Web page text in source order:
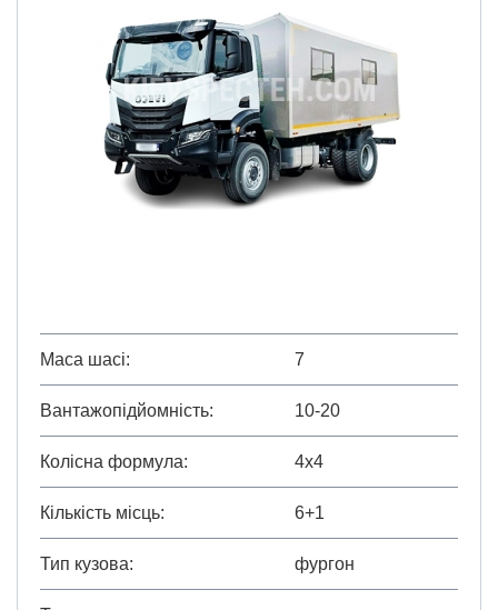
Маса шасі 7
Вантажопідйомність 10-20
Колісна формула 4х4
Кількість місць 6+1
Тип кузова фургон